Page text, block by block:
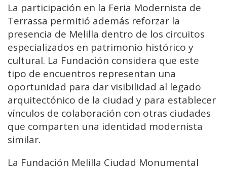
La participación en la Feria Modernista de
Terrassa permitió además reforzar la
presencia de Melilla dentro de los circuitos
especializados en patrimonio histórico y
cultural. La Fundación considera que este
tipo de encuentros representan una
oportunidad para dar visibilidad al legado
arquitectónico de la ciudad y para establecer
vínculos de colaboración con otras ciudades
que comparten una identidad modernista
similar.
La Fundación Melilla Ciudad Monumental